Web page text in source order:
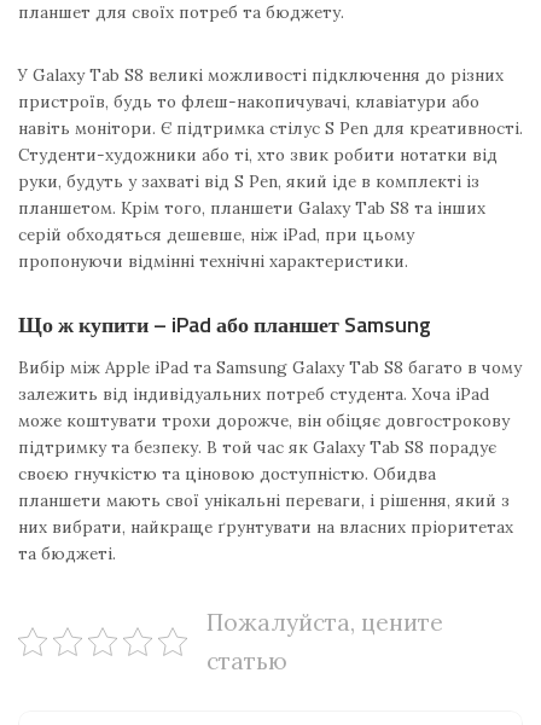
планшет для своїх потреб та бюджету.
У Galaxy Tab S8 великі можливості підключення до різних
пристроїв, будь то флеш-накопичувачі, клавіатури або
навіть монітори. Є підтримка стілус S Pen для креативності.
Студенти-художники або ті, хто звик робити нотатки від
руки, будуть у захваті від S Pen, який іде в комплекті із
планшетом. Крім того, планшети Galaxy Tab S8 та інших
серій обходяться дешевше, ніж iPad, при цьому
пропонуючи відмінні технічні характеристики.
Що ж купити – iPad або планшет Samsung
Вибір між Apple iPad та Samsung Galaxy Tab S8 багато в чому
залежить від індивідуальних потреб студента. Хоча iPad
може коштувати трохи дорожче, він обіцяє довгострокову
підтримку та безпеку. В той час як Galaxy Tab S8 порадує
своєю гнучкістю та ціновою доступністю. Обидва
планшети мають свої унікальні переваги, і рішення, який з
них вибрати, найкраще ґрунтувати на власних пріоритетах
та бюджеті.
Пожалуйста, цените
статью